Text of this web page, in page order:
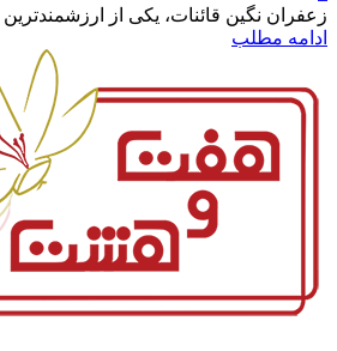
زعفران نگین قائنات، یکی از
ادامه مطلب